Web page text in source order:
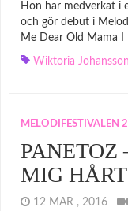
Hon har medverkat i
och gör debut i
Me Dear Old Mama I
Wiktoria Johansson
MELODIFESTIVALEN
PANETOZ
MIG HÅRT
12 MAR , 2016